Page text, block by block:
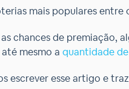
mais populares
chances de premiação,
mesmo a quantidade
escrever esse artigo e